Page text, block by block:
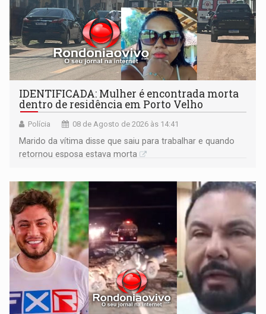
IDENTIFICADA: Mulher é encontrada morta
dentro de residência em Porto Velho
Polícia 08 de Agosto de 2026 às 14:41
Marido da vítima disse que saiu para trabalhar e quando
retornou esposa estava morta